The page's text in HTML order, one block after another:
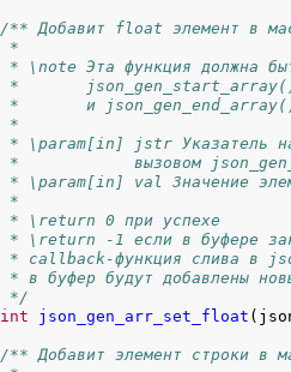
/** Добавит float элемент в
*
* \note Эта функция должна
*
*       и
*
* \param[in] jstr Указатель на
*            вызовом
* \param[in] val Значение
*
* \return 0 при успехе
* \return -1 если в буфере
* callback-функция слива в
* в буфер будут добавлены
*/
int
json_gen_arr_set_float
/** Добавит элемент строки в